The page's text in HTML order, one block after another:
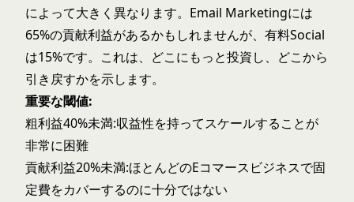
によって大きく異なります。Email Marketingには
65%の貢献利益があるかもしれませんが、有料Social
は15%です。これは、どこにもっと投資し、どこから
引き戻すかを示します。
重要な閾値:
粗利益40%未満:収益性を持ってスケールすることが
非常に困難
貢献利益20%未満:ほとんどのEコマースビジネスで固
定費をカバーするのに十分ではない